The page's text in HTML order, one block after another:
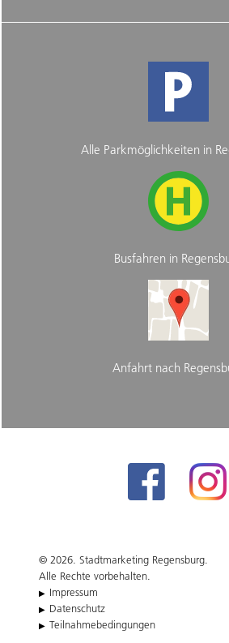
Alle Parkmöglichkeiten in
Busfahren in
Anfahrt nach
© 2026. Stadtmarketing Regensburg.
Alle Rechte vorbehalten.
Impressum
Datenschutz
Teilnahmebedingungen